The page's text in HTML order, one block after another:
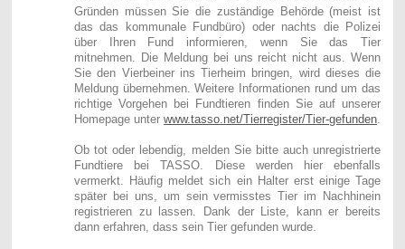
Gründen müssen Sie die zuständige Behörde (meist ist
das das kommunale Fundbüro) oder nachts die Polizei
über Ihren Fund informieren, wenn Sie das Tier
mitnehmen. Die Meldung bei uns reicht nicht aus. Wenn
Sie den Vierbeiner ins Tierheim bringen, wird dieses die
Meldung übernehmen. Weitere Informationen rund um das
richtige Vorgehen bei Fundtieren finden Sie auf unserer
Homepage unterwww.tasso.net/Tierregister/Tier-gefunden
Ob tot oder lebendig, melden Sie bitte auch unregistrierte
Fundtiere bei TASSO. Diese werden hier ebenfalls
vermerkt. Häufig meldet sich ein Halter erst einige Tage
später bei uns, um sein vermisstes Tier im Nachhinein
registrieren zu lassen. Dank der Liste, kann er bereits
dann erfahren, dass sein Tier gefunden wurde.